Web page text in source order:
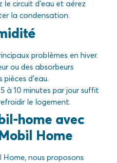
le circuit d’eau et aérez
la condensation.
problèmes en hiver.
ou des absorbeurs
d’eau.
à 10 minutes par jour suffit
le logement.
home avec
Home
nous proposons